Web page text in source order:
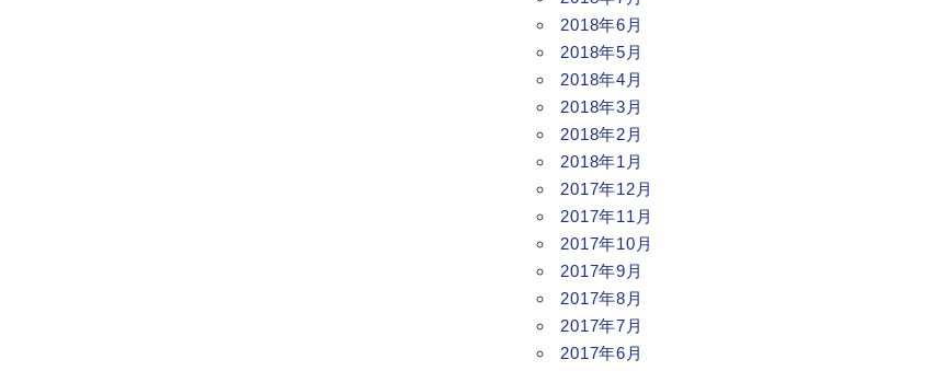
2018年6月
2018年5月
2018年4月
2018年3月
2018年2月
2018年1月
2017年12月
2017年11月
2017年10月
2017年9月
2017年8月
2017年7月
2017年6月